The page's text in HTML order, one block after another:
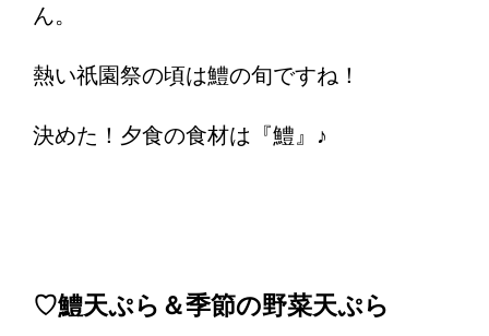
ん。
熱い祇園祭の頃は鱧の旬ですね！
決めた！夕食の食材は『鱧』♪
♡鱧天ぷら＆季節の野菜天ぷら